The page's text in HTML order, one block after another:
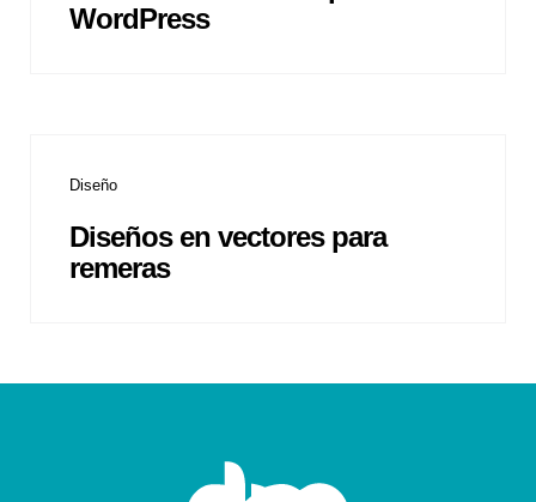
WordPress
Diseño
Diseños en vectores para
remeras